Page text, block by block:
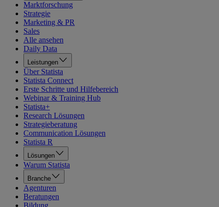
Marktforschung
Strategie
Marketing & PR
Sales
Alle ansehen
Daily Data
Leistungen
Über Statista
Statista Connect
Erste Schritte und Hilfebereich
Webinar & Training Hub
Statista+
Research Lösungen
Strategieberatung
Communication Lösungen
Statista R
Lösungen
Warum Statista
Branche
Agenturen
Beratungen
Bildung